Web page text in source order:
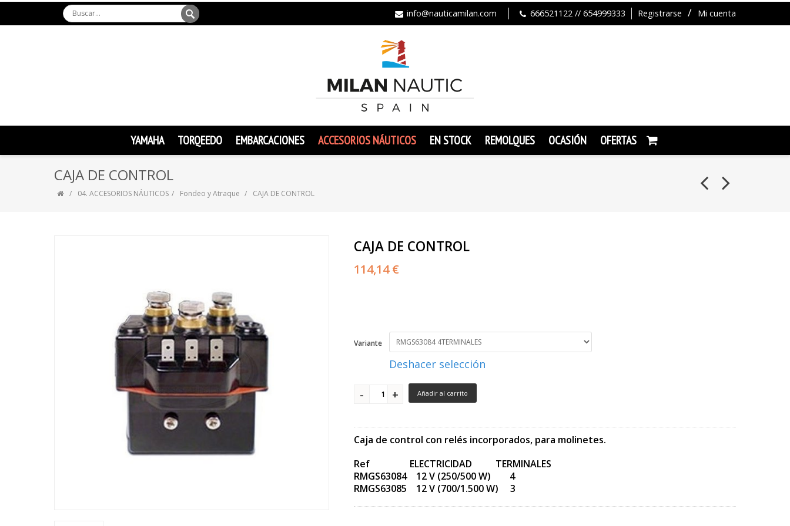
Registrarse Mi cuenta
info@nauticamilan.com 666521122 // 654999333
YAMAHA TORQEEDO EMBARCACIONES ACCESORIOS NÁUTICOS EN STOCK REMOLQUES OCASIÓN OFERTAS
CAJA DE CONTROL
04. ACCESORIOS NÁUTICOS Fondeo y Atraque CAJA DE CONTROL
CAJA DE CONTROL
114,14 €
Variante
Deshacer selección
Añadir al carrito
Caja de control con relés incorporados, para molinetes.
Ref ELECTRICIDAD TERMINALES
RMGS63084 12 V (250/500 W) 4
RMGS63085 12 V (700/1.500 W) 3